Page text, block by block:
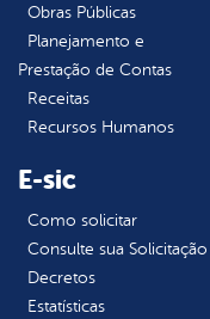
Obras Públicas
Planejamento e
Prestação de Contas
Receitas
Recursos Humanos
E-sic
Como solicitar
Consulte sua Solicitação
Decretos
Estatísticas